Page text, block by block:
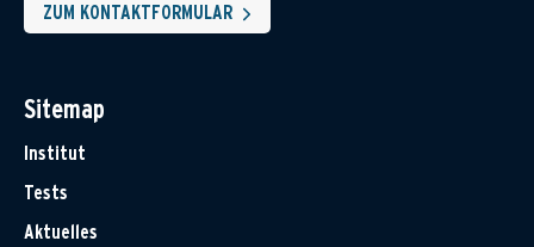
ZUM KONTAKTFORMULAR
Sitemap
Institut
Tests
Aktuelles